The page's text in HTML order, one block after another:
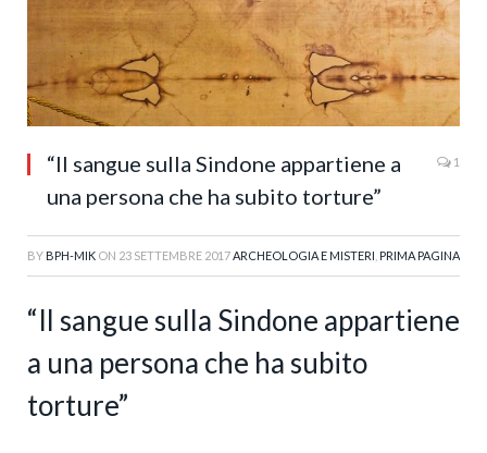
“Il sangue sulla Sindone appartiene a
una persona che ha subito torture”
1
BY BPH-MIK ON 23 SETTEMBRE 2017 ARCHEOLOGIA E MISTERI PRIMA PAGINA
“Il sangue sulla Sindone appartiene
a una persona che ha subito
torture”